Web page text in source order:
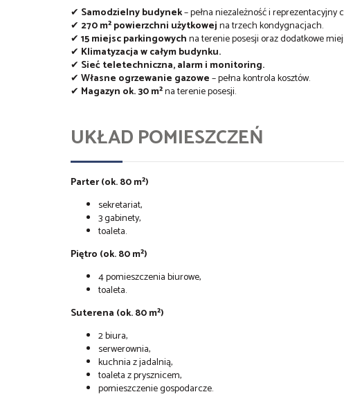
✔ Samodzielny budynek– pełna niezależność i reprezentacyjny
✔ 270 m² powierzchni użytkowejna trzech kondygnacjach.
✔ 15 miejsc parkingowychna terenie posesji oraz dodatkowe
✔ Klimatyzacja w całym budynku.
✔ Sieć teletechniczna, alarm i monitoring.
✔ Własne ogrzewanie gazowe– pełna kontrola kosztów.
✔ Magazyn ok. 30 m²na terenie posesji.
UKŁAD POMIESZCZEŃ
Parter (ok. 80 m²)
sekretariat,
3 gabinety,
toaleta.
Piętro (ok. 80 m²)
4 pomieszczenia biurowe,
toaleta.
Suterena (ok. 80 m²)
2 biura,
serwerownia,
kuchnia z jadalnią,
toaleta z prysznicem,
pomieszczenie gospodarcze.